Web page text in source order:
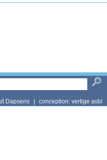
Dapsens conception: vertige asbl